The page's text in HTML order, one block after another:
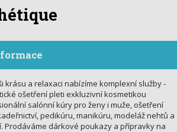
krásu a relaxaci nabízíme komplexní služby -
ošetření pleti exkluzivní kosmetikou
salónní kúry pro ženy i muže, ošetření
pedikúru, manikúru, modeláž nehtů a
Prodáváme dárkové poukazy a přípravky na